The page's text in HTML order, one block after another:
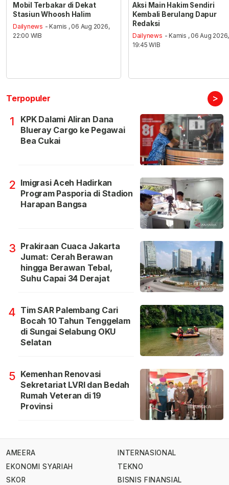
Mobil Terbakar di Dekat
Stasiun Whoosh Halim
Dailynews - Kamis , 06 Aug 2026,
22:00 WIB
Aksi Main Hakim Sendiri
Kembali Berulang Dapur
Redaksi
Dailynews - Kamis , 06 Aug 2026,
19:45 WIB
Terpopuler >
1
KPK Dalami Aliran Dana
Blueray Cargo ke Pegawai
Bea Cukai
2 Imigrasi Aceh Hadirkan
Program Pasporia di Stadion
Harapan Bangsa
3 Prakiraan Cuaca Jakarta
Jumat: Cerah Berawan
hingga Berawan Tebal,
Suhu Capai 34 Derajat
4 Tim SAR Palembang Cari
Bocah 10 Tahun Tenggelam
di Sungai Selabung OKU
Selatan
5 Kemenhan Renovasi
Sekretariat LVRI dan Bedah
Rumah Veteran di 19
Provinsi
AMEERA
EKONOMI SYARIAH
SKOR
INTERNASIONAL
TEKNO
BISNIS FINANSIAL